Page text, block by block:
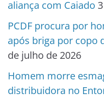
aliança com Caiado
PCDF procura por
após briga por copo
de julho de 2026
Homem morre
distribuidora no